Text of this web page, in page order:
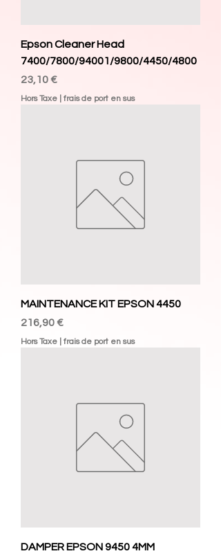
Epson Cleaner Head
7400/7800/94001/9800/4450/4800
Prix
23,10 €
Hors Taxe frais de port en sus
MAINTENANCE KIT EPSON 4450
Prix
216,90 €
Hors Taxe frais de port en sus
DAMPER EPSON 9450 4MM